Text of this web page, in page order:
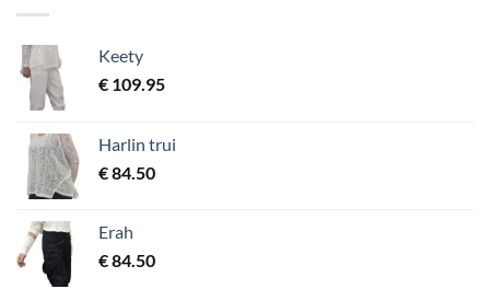
Keety
€ 109.95
Harlin trui
€84.50
Erah
€84.50